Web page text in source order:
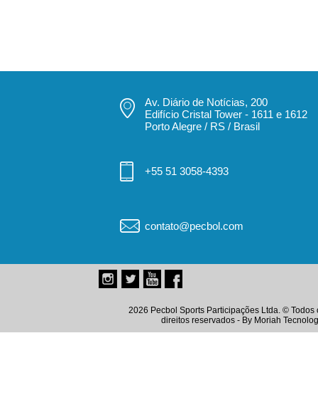
Av. Diário de Notícias, 200
Edifício Cristal Tower - 1611 e 1612
Porto Alegre / RS / Brasil
+55 51 3058-4393
contato@pecbol.com
2026 Pecbol Sports Participações Ltda. © Todos
direitos reservados - By Moriah